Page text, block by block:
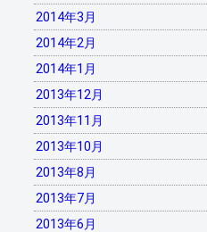
2014年3月
2014年2月
2014年1月
2013年12月
2013年11月
2013年10月
2013年8月
2013年7月
2013年6月